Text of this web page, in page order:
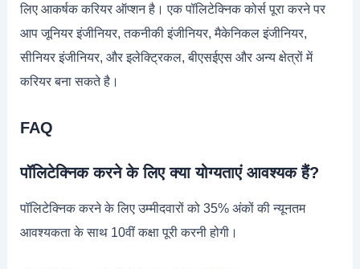
लिए आकर्षक करियर ऑप्शन है। एक पॉलिटेक्निक कोर्स पूरा करने पर
आप जूनियर इंजीनियर, तकनीकी इंजीनियर, मैकेनिकल इंजीनियर,
सीनियर इंजीनियर, और इलेक्ट्रिकल, बीएसईएस और अन्य क्षेत्रों में
करियर बना सकते है।
FAQ
पॉलिटेक्निक करने के लिए क्या योग्यताएं आवश्यक हैं?
पॉलिटेक्निक करने के लिए उम्मीदवारों को 35% अंकों की न्यूनतम
आवश्यकता के साथ 10वीं कक्षा पूरी करनी होगी।